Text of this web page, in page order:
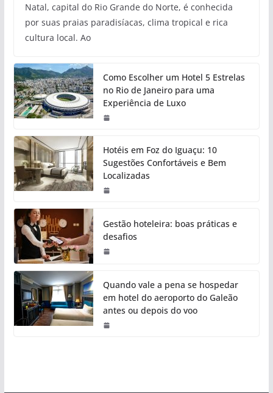
Natal, capital do Rio Grande do Norte, é conhecida
por suas praias paradisíacas, clima tropical e rica
cultura local. Ao
Como Escolher um Hotel 5 Estrelas
no Rio de Janeiro para uma
Experiência de Luxo
Hotéis em Foz do Iguaçu: 10
Sugestões Confortáveis e Bem
Localizadas
Gestão hoteleira: boas práticas e
desafios
Quando vale a pena se hospedar
em hotel do aeroporto do Galeão
antes ou depois do voo